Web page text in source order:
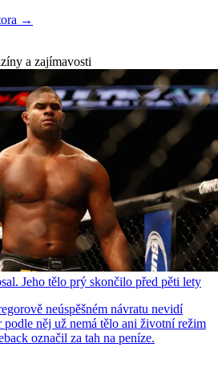
→
a zajímavosti
Jeho tělo prý skončilo před pěti lety
neúspěšném návratu nevidí
něj už nemá tělo ani životní režim
označil za tah na peníze.